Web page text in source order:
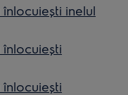
inelul